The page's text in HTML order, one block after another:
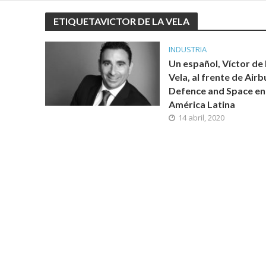
ETIQUETAVICTOR DE LA VELA
INDUSTRIA
Un español, Víctor de
Vela, al frente de
Defence and Space en
América Latina
14 abril, 2020